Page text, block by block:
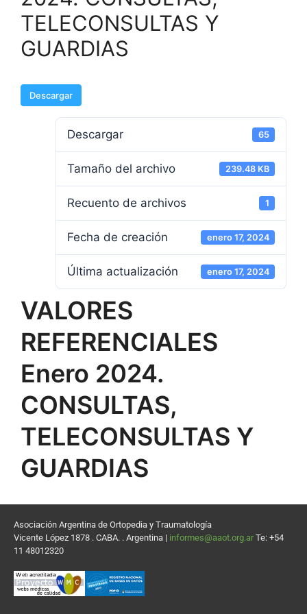
TELECONSULTAS Y
GUARDIAS
Descargar
Descargar 65
Tamaño del archivo 239.48 KB
Recuento de archivos 1
Fecha de creación enero 17, 2024
Última actualización enero 17, 2024
VALORES
REFERENCIALES
Enero 2024.
CONSULTAS,
TELECONSULTAS Y
GUARDIAS
Asociación Argentina de Ortopedia y Traumatología
Vicente López 1878 . CABA. . Argentina | informes@aaot.org.ar Te: +54
11 48012320